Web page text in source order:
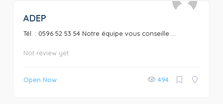
ADEP
Tél. : 0596 52 53 54 Notre équipe vous conseille ...
Not review yet
Open Now 494